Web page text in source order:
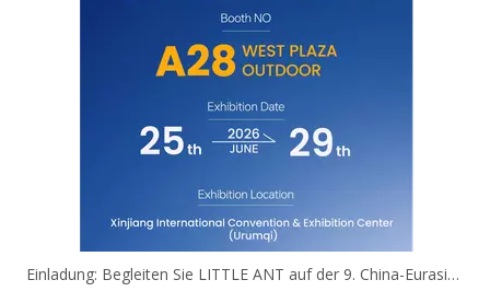
Einladung: Begleiten Sie LITTLE ANT auf der 9. China-Eurasia Expo!